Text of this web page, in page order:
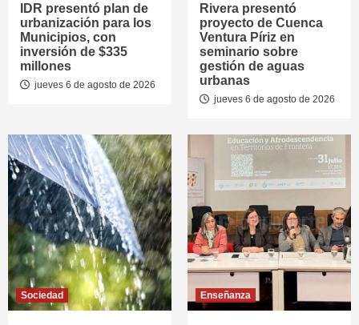
IDR presentó plan de
urbanización para los
Municipios, con
inversión de $335
millones
jueves 6 de agosto de 2026
Rivera presentó
proyecto de Cuenca
Ventura Píriz en
seminario sobre
gestión de aguas
urbanas
jueves 6 de agosto de 2026
Sociedad Enseñanza